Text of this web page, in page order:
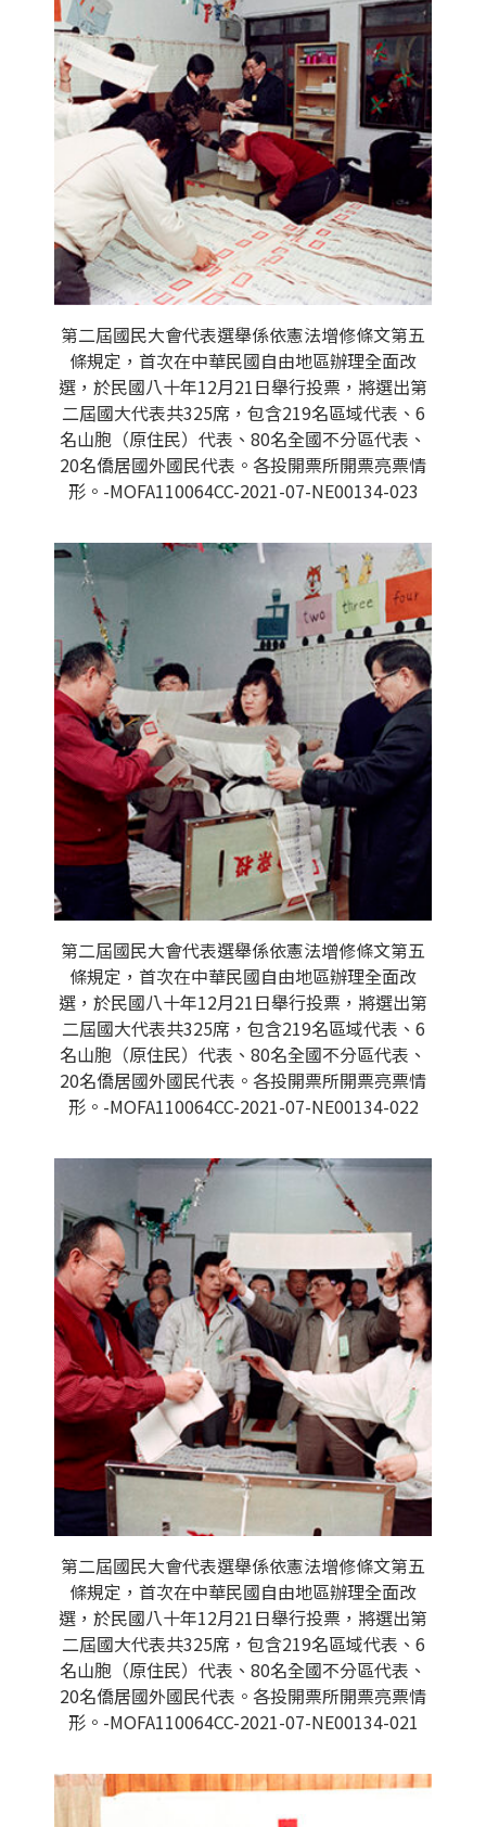
第二屆國民大會代表選舉係依憲法增修條文第五
條規定，首次在中華民國自由地區辦理全面改
選，於民國八十年12月21日舉行投票，將選出第
二屆國大代表共325席，包含219名區域代表、6
名山胞（原住民）代表、80名全國不分區代表、
20名僑居國外國民代表。各投開票所開票亮票情
形。-MOFA110064CC-2021-07-NE00134-023
第二屆國民大會代表選舉係依憲法增修條文第五
條規定，首次在中華民國自由地區辦理全面改
選，於民國八十年12月21日舉行投票，將選出第
二屆國大代表共325席，包含219名區域代表、6
名山胞（原住民）代表、80名全國不分區代表、
20名僑居國外國民代表。各投開票所開票亮票情
形。-MOFA110064CC-2021-07-NE00134-022
第二屆國民大會代表選舉係依憲法增修條文第五
條規定，首次在中華民國自由地區辦理全面改
選，於民國八十年12月21日舉行投票，將選出第
二屆國大代表共325席，包含219名區域代表、6
名山胞（原住民）代表、80名全國不分區代表、
20名僑居國外國民代表。各投開票所開票亮票情
形。-MOFA110064CC-2021-07-NE00134-021